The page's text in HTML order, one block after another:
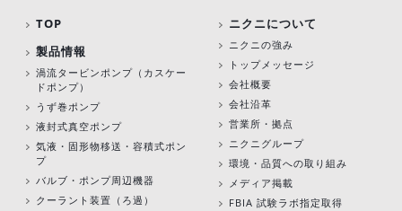
TOP
製品情報
渦流タービンポンプ （カスケー
ドポンプ）
うず巻ポンプ
液封式真空ポンプ
気液・固形物移送・容積式ポン
プ
バルブ・ポンプ周辺機器
クーラント装置（ろ過）
ニクニについて
ニクニの強み
トップメッセージ
会社概要
会社沿革
営業所・拠点
ニクニグループ
環境・品質への取り組み
メディア掲載
FBIA 試験ラボ指定取得